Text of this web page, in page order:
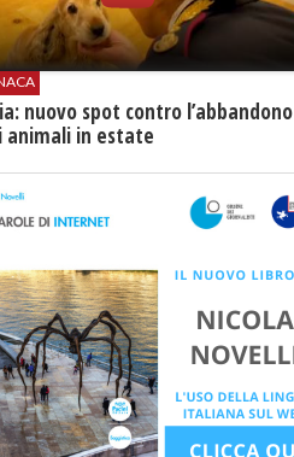
nuovo spot contro l’abbandono
animali in estate